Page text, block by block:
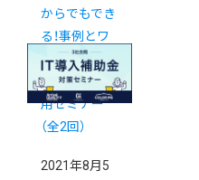
からでもでき
る！事例とワ
ークで学ぶ
Instagram活
用セミナー
（全2回）
2021年8月5